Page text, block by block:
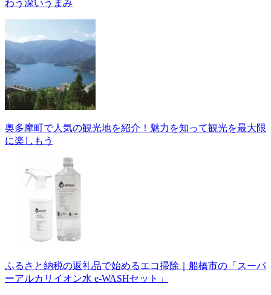
わう深いうまみ
奥多摩町で人気の観光地を紹介！魅力を知って観光を最大限
に楽しもう
ふるさと納税の返礼品で始めるエコ掃除｜船橋市の「スーパ
ーアルカリイオン水 e-WASHセット」